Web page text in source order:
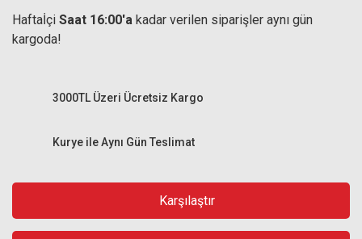
Haftaİçi Saat 16:00'a kadar verilen siparişler aynı gün
kargoda!
Kurye ile Aynı Gün Teslimat
3000TL Üzeri Ücretsiz Kargo
Karşılaştır